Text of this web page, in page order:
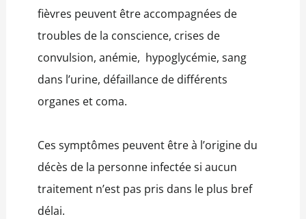
fièvres peuvent être accompagnées de
troubles de la conscience, crises de
convulsion, anémie, hypoglycémie, sang
dans l’urine, défaillance de différents
organes et coma.
Ces symptômes peuvent être à l’origine du
décès de la personne infectée si aucun
traitement n’est pas pris dans le plus bref
délai.